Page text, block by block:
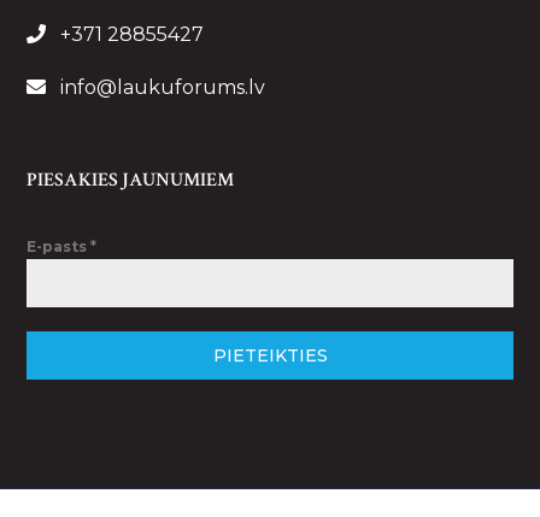
+371 28855427
info@laukuforums.lv
PIESAKIES JAUNUMIEM
E-pasts*
PIETEIKTIES